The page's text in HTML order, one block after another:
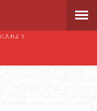
入れよう